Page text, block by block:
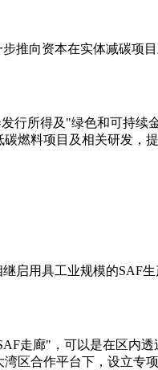
推向资本在实体减碳项
行所得及"绿色和可持续
燃料项目及相关研发，
启用具工业规模的SAF
走廊"，可以是在区内
区合作平台下，设立专